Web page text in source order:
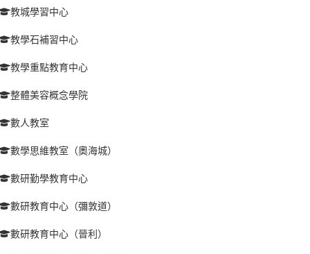
教城學習中心
教學石補習中心
教學重點教育中心
整體美容概念學院
數人教室
數學思維教室（奧海城）
數研勤學教育中心
數研教育中心（彌敦道）
數研教育中心（晉利）